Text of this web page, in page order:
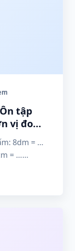
tập
vị đo
8dm = …
= …